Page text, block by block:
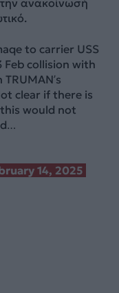
ανακοίνωσή
to carrier USS
Feb collision with
clear if there is
would not
14, 2025